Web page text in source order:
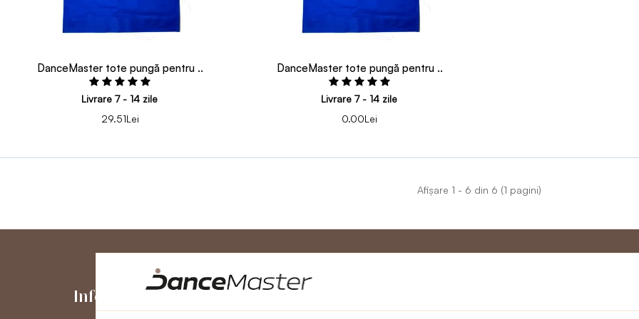
DanceMaster tote pungă pentru ..
Livrare 7 - 14 zile
29.51Lei
DanceMaster tote pungă pentru ..
Livrare 7 - 14 zile
0.00Lei
Afişare 1 - 6 din 6 (1 pagini)
Informaţii
Master